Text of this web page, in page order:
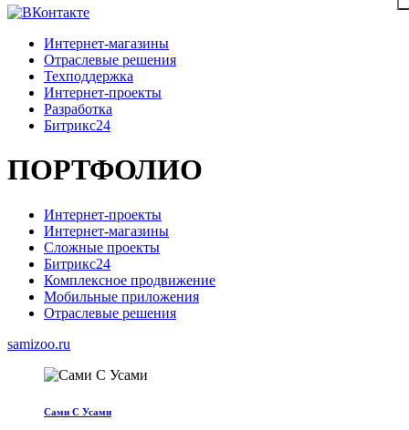
Интернет-магазины
Отраслевые решения
Техподдержка
Интернет-проекты
Разработка
Битрикс24
ПОРТФОЛИО
Интернет-проекты
Интернет-магазины
Сложные проекты
Битрикс24
Комплексное продвижение
Мобильные приложения
Отраслевые решения
samizoo.ru
Сами С Усами